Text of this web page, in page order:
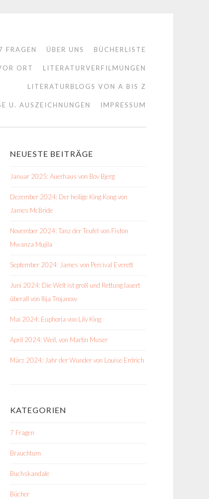
FRAGEN ÜBER UNS BÜCHERLISTE
ORT LITERATURVERFILMUNGEN
LITERATURBLOGS VON A BIS Z
U. AUSZEICHNUNGEN IMPRESSUM
NEUESTE BEITRÄGE
Januar 2025: Auerhaus von Bov Bjerg
Dezember 2024: Der heilige King Kong von
James McBride
November 2024: Tanz der Teufel von Fiston
Mwanza Mujila
September 2024: James von Percival Everett
Juni 2024: Die Welt ist groß und Rettung lauert
überall von Ilija Trojanow
Mai 2024: Euphoria von Lily King
April 2024: Weil. von Martin Muser
März 2024: Jahr der Wunder von Louise Erdrich
KATEGORIEN
7 Fragen
Brauchtum
Buchskandale
Bücher